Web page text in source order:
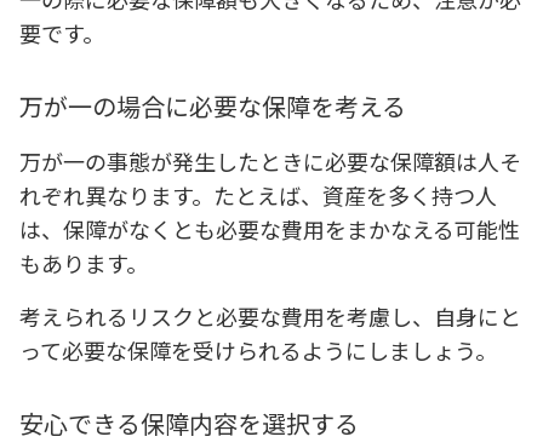
要です。
万が一の場合に必要な保障を考える
万が一の事態が発生したときに必要な保障額は人そ
れぞれ異なります。たとえば、資産を多く持つ人
は、保障がなくとも必要な費用をまかなえる可能性
もあります。
考えられるリスクと必要な費用を考慮し、自身にと
って必要な保障を受けられるようにしましょう。
安心できる保障内容を選択する